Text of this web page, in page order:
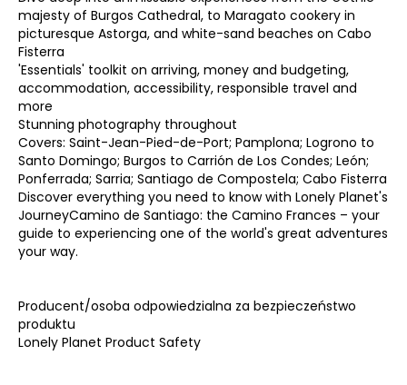
majesty of Burgos Cathedral, to Maragato cookery in
picturesque Astorga, and white-sand beaches on Cabo
Fisterra
'Essentials' toolkit on arriving, money and budgeting,
accommodation, accessibility, responsible travel and
more
Stunning photography throughout
Covers: Saint-Jean-Pied-de-Port; Pamplona; Logrono to
Santo Domingo; Burgos to Carrión de Los Condes; León;
Ponferrada; Sarria; Santiago de Compostela; Cabo Fisterra
Discover everything you need to know with Lonely Planet's
JourneyCamino de Santiago: the Camino Frances – your
guide to experiencing one of the world's great adventures
your way.
Producent/osoba odpowiedzialna za bezpieczeństwo
produktu
Lonely Planet Product Safety